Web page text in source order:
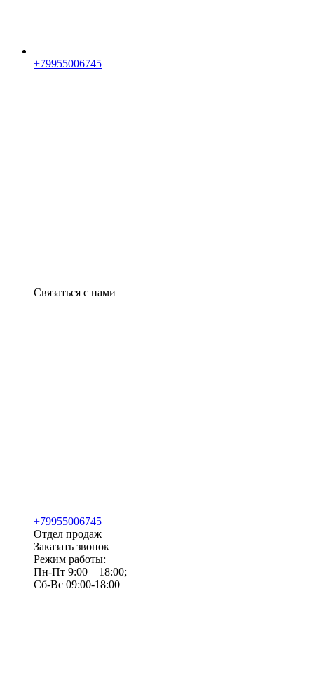
+79955006745
Связаться с нами
+79955006745
Отдел продаж
Заказать звонок
Режим работы:
Пн-Пт 9:00—18:00;
Сб-Вс 09:00-18:00